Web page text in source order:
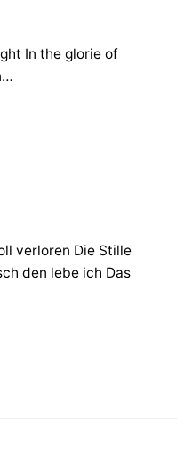
In the glorie of
verloren Die Stille
den lebe ich Das